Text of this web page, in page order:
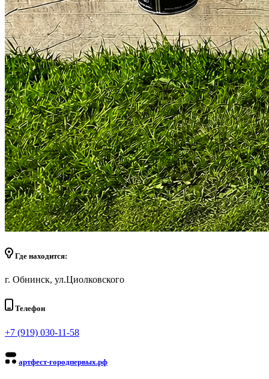
Где находится:
г. Обнинск, ул.Циолковского
Телефон
+7 (919) 030-11-58
артфест-городпервых.рф